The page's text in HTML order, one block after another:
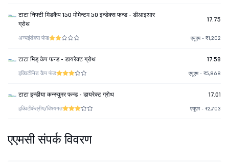
टाटा निफ्टी मिडकैप 150 मोमेन्टम 50 इन्डेक्स फन्ड - डीआइआर
ग्रोथ
17.75
अन्यइंडेक्स फंड एयूएम - ₹1,202
टाटा मिड् केप फन्ड - डायरेक्ट ग्रोथ 17.58
इक्विटीमिड कैप फंड एयूएम - ₹5,868
टाटा इन्डीया कन्स्युमर फन्ड - डायरेक्ट ग्रोथ 17.01
इक्विटीक्षेत्रीय/विषयगत एयूएम - ₹2,703
एएमसी संपर्क विवरण